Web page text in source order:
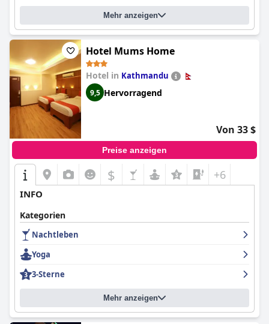
Mehr anzeigen
Hotel Mums Home
Hotel in Kathmandu
9,5 Hervorragend
Von 33 $
Preise anzeigen
$ +6
INFO
Kategorien
Nachtleben
Yoga
3-Sterne
Mehr anzeigen